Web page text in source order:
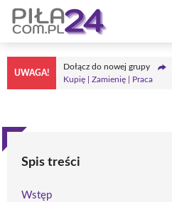
Przejdź
treści
UWAGA!
Dołącz do nowej grupy
Kupię | Zamienię | Praca
Spis treści
Wstęp